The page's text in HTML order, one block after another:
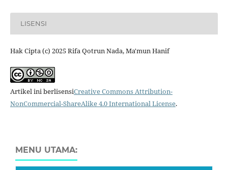
LISENSI
Hak Cipta (c) 2025 Rifa Qotrun Nada, Ma'mun Hanif
Artikel ini berlisensiCreative Commons Attribution-
NonCommercial-ShareAlike 4.0 International License.
MENU UTAMA: